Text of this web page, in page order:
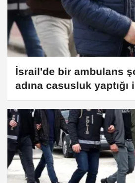
İsrail'de bir ambulans
adına casusluk yaptığı
tutuklandı